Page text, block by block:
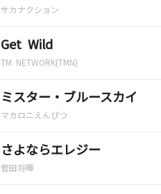
サカナクション
Get Wild
TM NETWORK(TMN)
ミスター・ブルースカイ
マカロニえんぴつ
さよならエレジー
菅田将暉